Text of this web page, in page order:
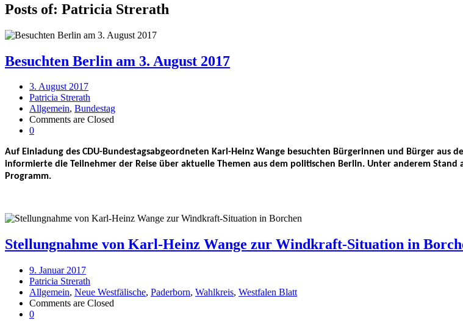
Posts of: Patricia Strerath
Besuchten Berlin am 3. August 2017
3. August 2017
Patricia Strerath
Allgemein, Bundestag
Comments are Closed
0
Auf Einladung des CDU-Bundestagsabgeordneten Karl-Heinz Wange besuchten Bürgerinnen und Bürger
informierte die Teilnehmer der Reise über aktuelle Themen aus dem politischen Berlin. Unter anderem Stand
Programm.
Stellungnahme von Karl-Heinz Wange zur Windkraft-Situation in
9. Januar 2017
Patricia Strerath
Allgemein, Neue Westfälische, Paderborn, Wahlkreis, Westfalen Blatt
Comments are Closed
0